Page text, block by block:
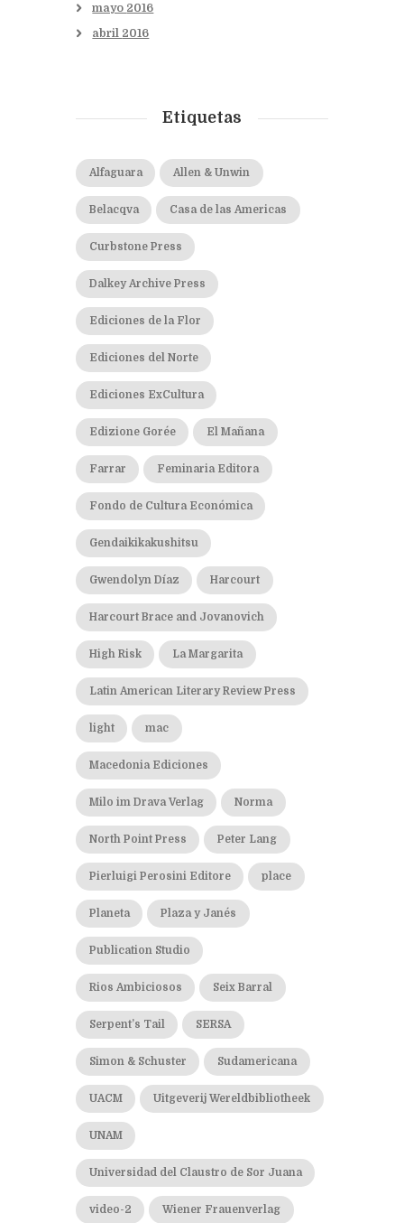
mayo 2016
abril 2016
Etiquetas
Alfaguara Allen & Unwin
Belacqva Casa de las Americas
Curbstone Press
Dalkey Archive Press
Ediciones de la Flor
Ediciones del Norte
Ediciones ExCultura
Edizione Gorée El Mañana
Farrar Feminaria Editora
Fondo de Cultura Económica
Gendaikikakushitsu
Gwendolyn Díaz Harcourt
Harcourt Brace and Jovanovich
High Risk La Margarita
Latin American Literary Review Press
light mac
Macedonia Ediciones
Milo im Drava Verlag Norma
North Point Press Peter Lang
Pierluigi Perosini Editore place
Planeta Plaza y Janés
Publication Studio
Rios Ambiciosos Seix Barral
Serpent’s Tail SERSA
Simon & Schuster Sudamericana
UACM Uitgeverij Wereldbibliotheek
UNAM
Universidad del Claustro de Sor Juana
video-2 Wiener Frauenverlag